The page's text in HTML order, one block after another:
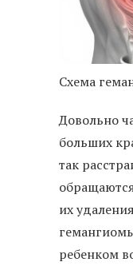
Схема
Довольно
больших
так
их
ребенком